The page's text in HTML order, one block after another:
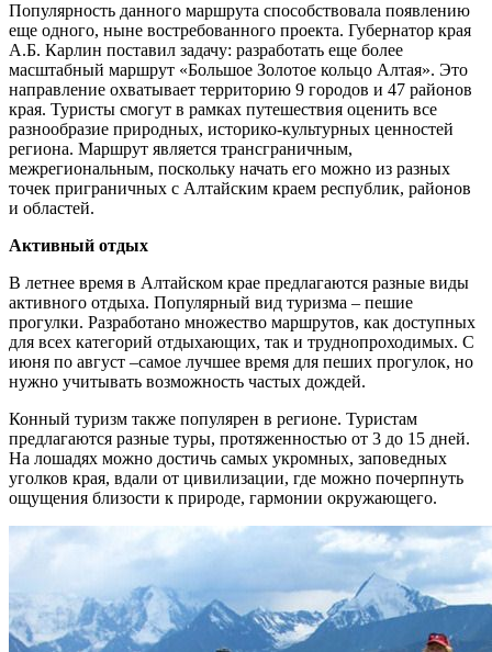
Популярность данного маршрута способствовала появлению
еще одного, ныне востребованного проекта. Губернатор края
А.Б. Карлин поставил задачу: разработать еще более
масштабный маршрут «Большое Золотое кольцо Алтая». Это
направление охватывает территорию 9 городов и 47 районов
края. Туристы смогут в рамках путешествия оценить все
разнообразие природных, историко-культурных ценностей
региона. Маршрут является трансграничным,
межрегиональным, поскольку начать его можно из разных
точек приграничных с Алтайским краем республик, районов
и областей.
Активный отдых
В летнее время в Алтайском крае предлагаются разные виды
активного отдыха. Популярный вид туризма – пешие
прогулки. Разработано множество маршрутов, как доступных
для всех категорий отдыхающих, так и труднопроходимых. С
июня по август –самое лучшее время для пеших прогулок, но
нужно учитывать возможность частых дождей.
Конный туризм также популярен в регионе. Туристам
предлагаются разные туры, протяженностью от 3 до 15 дней.
На лошадях можно достичь самых укромных, заповедных
уголков края, вдали от цивилизации, где можно почерпнуть
ощущения близости к природе, гармонии окружающего.